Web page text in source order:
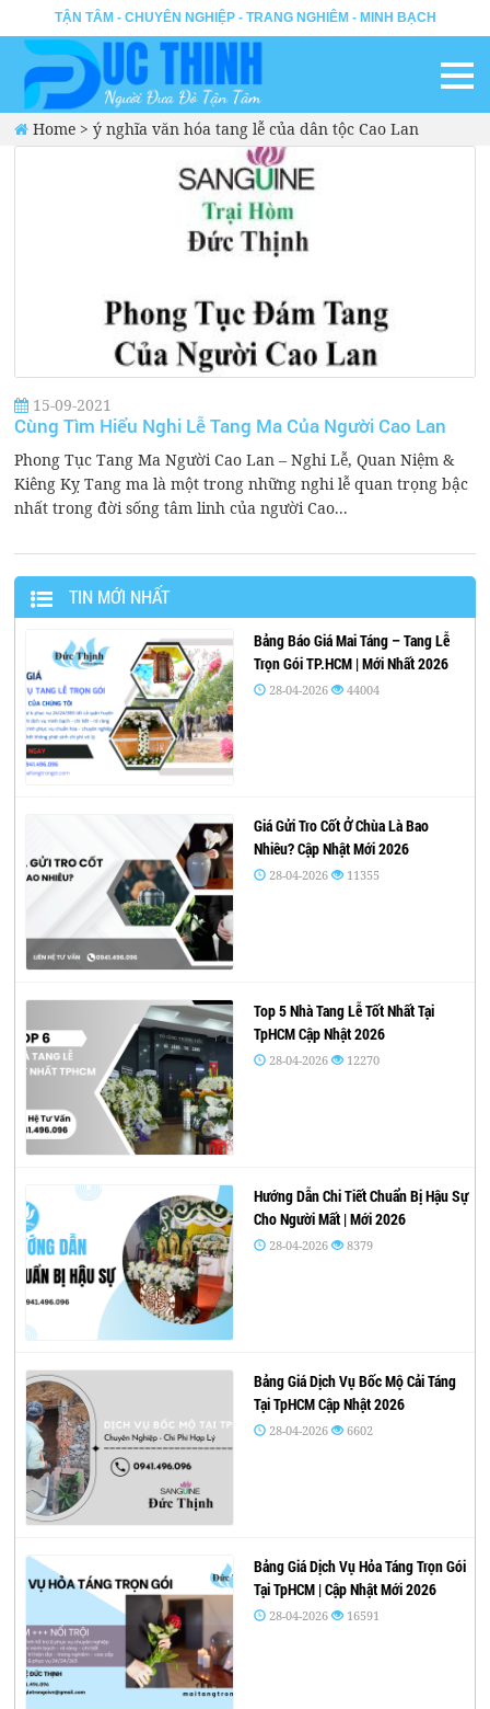
TẬN TÂM - CHUYÊN NGHIỆP - TRANG NGHIÊM - MINH BẠCH
Home >ý nghĩa văn hóa tang lễ của dân tộc Cao Lan
15-09-2021
Cùng Tìm Hiểu Nghi Lễ Tang Ma Của Người Cao Lan
Phong Tục Tang Ma Người Cao Lan – Nghi Lễ, Quan Niệm &
Kiêng Kỵ Tang ma là một trong những nghi lễ quan trọng bậc
nhất trong đời sống tâm linh của người Cao...
TIN MỚI NHẤT
Bảng Báo Giá Mai Táng – Tang Lễ
Trọn Gói TP.HCM | Mới Nhất 2026
28-04-2026 44004
Giá Gửi Tro Cốt Ở Chùa Là Bao
Nhiêu? Cập Nhật Mới 2026
28-04-2026 11355
Top 5 Nhà Tang Lễ Tốt Nhất Tại
TpHCM Cập Nhật 2026
28-04-2026 12270
Hướng Dẫn Chi Tiết Chuẩn Bị Hậu Sự
Cho Người Mất | Mới 2026
28-04-2026 8379
Bảng Giá Dịch Vụ Bốc Mộ Cải Táng
Tại TpHCM Cập Nhật 2026
28-04-2026 6602
Bảng Giá Dịch Vụ Hỏa Táng Trọn Gói
Tại TpHCM | Cập Nhật Mới 2026
28-04-2026 16591